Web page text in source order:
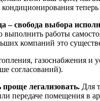
кондиционирования
– свобода выбора
работы
компаний это
газоснабжения и
согласований).
легализовать. Для
передаче помещения в